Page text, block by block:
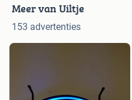
Meer van Uiltje
153 advertenties